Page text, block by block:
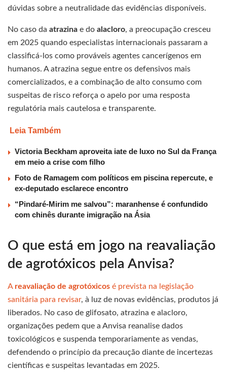
dúvidas sobre a neutralidade das evidências disponíveis.
No caso da atrazina e do alacloro, a preocupação cresceu
em 2025 quando especialistas internacionais passaram a
classificá-los como prováveis agentes cancerígenos em
humanos. A atrazina segue entre os defensivos mais
comercializados, e a combinação de alto consumo com
suspeitas de risco reforça o apelo por uma resposta
regulatória mais cautelosa e transparente.
Leia Também
Victoria Beckham aproveita iate de luxo no Sul da França
em meio a crise com filho
Foto de Ramagem com políticos em piscina repercute, e
ex-deputado esclarece encontro
“Pindaré-Mirim me salvou”: maranhense é confundido
com chinês durante imigração na Ásia
O que está em jogo na reavaliação
de agrotóxicos pela Anvisa?
A reavaliação de agrotóxicos é prevista na legislação
sanitária para revisar, à luz de novas evidências, produtos já
liberados. No caso de glifosato, atrazina e alacloro,
organizações pedem que a Anvisa reanalise dados
toxicológicos e suspenda temporariamente as vendas,
defendendo o princípio da precaução diante de incertezas
científicas e suspeitas levantadas em 2025.